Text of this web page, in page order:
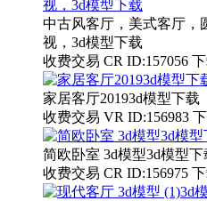
中古风客厅，美式客厅，
视，3d模型下载
收费交易 CR ID:157056
家居客厅20193d模型下载
收费交易 VR ID:156983
简欧卧室 3d模型3d模型下
收费交易 CR ID:156975